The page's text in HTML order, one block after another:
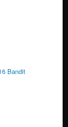
Bandit